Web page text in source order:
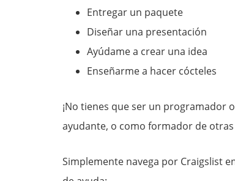
Entregar un paquete
Diseñar una presentación
Ayúdame a crear una idea
Enseñarme a hacer cócteles
¡No tienes que ser un programador
ayudante, o como formador de
Simplemente navega por Craigslist